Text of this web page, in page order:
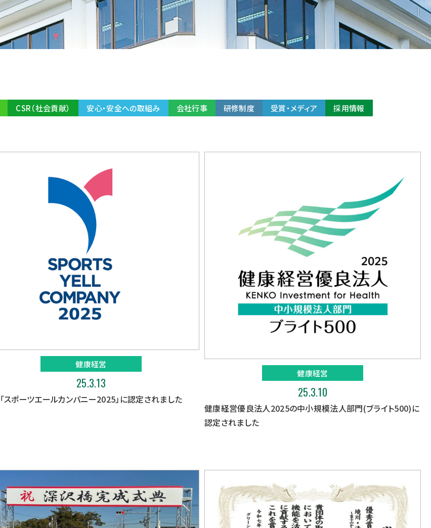
CSR（社会貢献） 安心・安全への取組み 会社行事 研修制度 受賞・メディア 採用情報
健康経営
25.3.13
「スポーツエールカンパニー2025」に認定されました
健康経営
25.3.10
健康経営優良法人2025の中小規模法人部門(ブライト500)に
認定されました